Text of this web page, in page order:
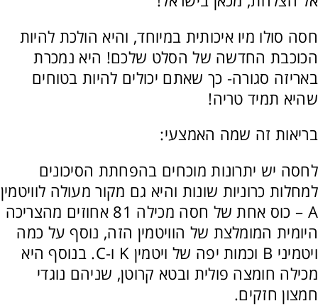
חסה סולו מיו איכותית במיוחד, והיא הולכת להיות
הכוכבת החדשה של הסלט שלכם! היא נמכרת
באריזה סגורה- כך שאתם יכולים להיות בטוחים
שהיא תמיד טריה!
בריאות זה שמה האמצעי:
לחסה יש יתרונות מוכחים בהפחתת הסיכונים
למחלות כרוניות שונות והיא גם מקור מעולה לוויטמין
A – כוס אחת של חסה מכילה 81 אחוזים מהצריכה
היומית המומלצת של הוויטמין הזה, נוסף על כמה
ויטמיני B וכמות יפה של ויטמין K ו-C. בנוסף היא
מכילה חומצה פולית ובטא קרוטן, שניהם נוגדי
חמצון חזקים.